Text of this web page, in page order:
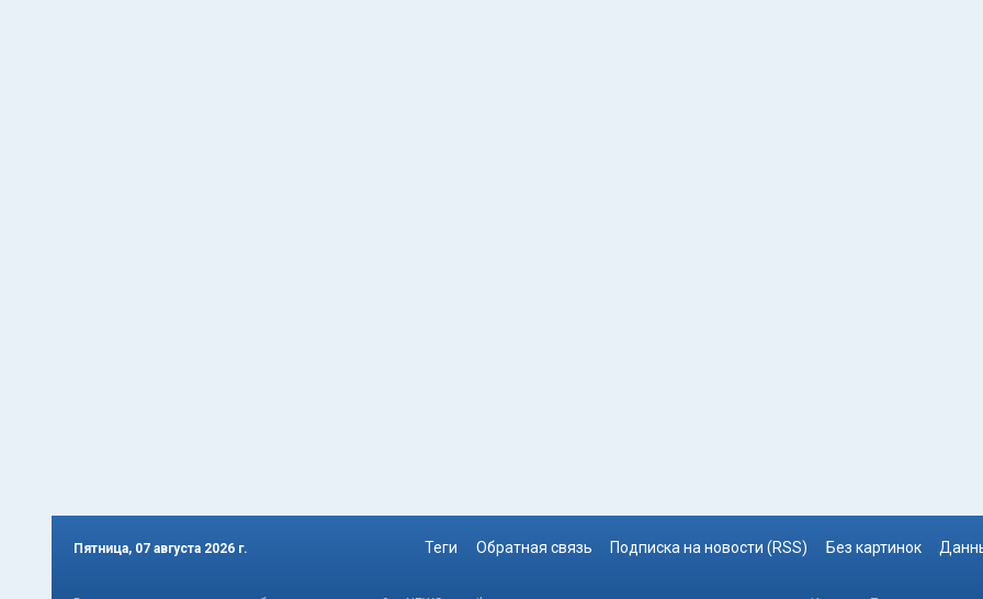
Пятница, 07 августа 2026 г. Теги Обратная связь Подписка на новости (RSS) Без картинок